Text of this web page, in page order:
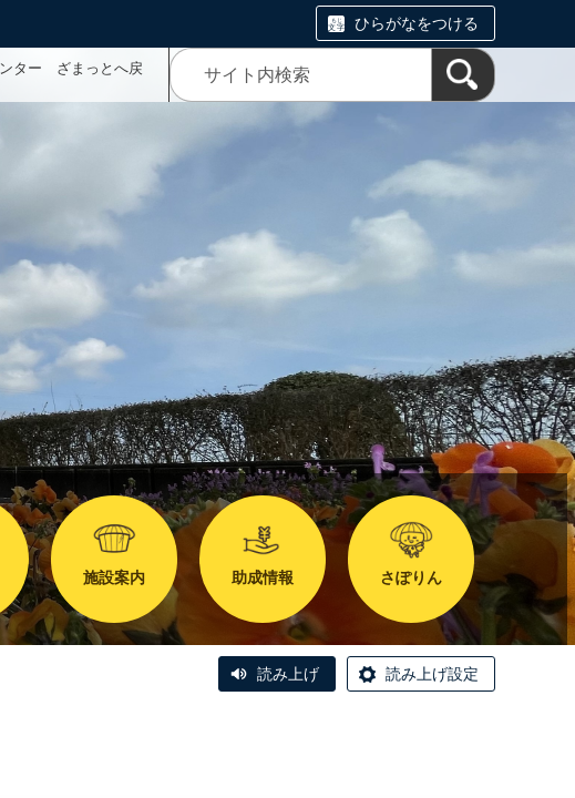
ひらがなをつける
ター ざまっとへ戻
施設案内 助成情報 さぽりん
読み上げ 読み上げ設定